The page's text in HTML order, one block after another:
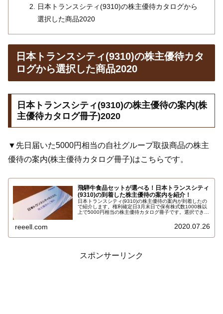
日本トランスシティ(9310)の株主優待カタログから
選択した商品2020
日本トランスシティ(9310)の株主優待カタ
ログから選択した商品2020
日本トランスシティ(9310)の株主優待の案内(株
主優待カタログ冊子)2020
▼先日届いた5000円相当の自社グループ取扱商品の株主
優待の案内(株主優待カタログ冊子)はこちらです。
飛騨牛食品セットが選べる！日本トランスシティ
(9310)の到着した株主優待の案内を紹介！
日本トランスシティ(9310)の株主優待の案内が到着したの
で紹介します。権利確定日3月末日で保有株式数1000株以
上で5000円相当の株主優待カタログ冊子です。選択できる
フカレーセット、飛騨牛ビーフカレー・ビーフシチューセ
ット、ゴルフプレー優待券5000円三鈴カントリー倶楽部…
reeell.com 2020.07.26
スポンサーリンク